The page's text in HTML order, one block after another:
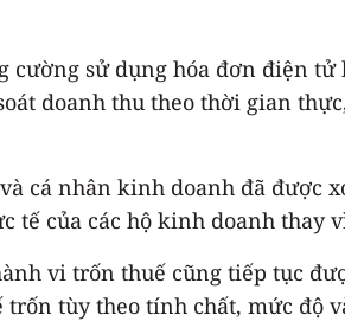
cường sử dụng hóa đơn điện
doanh thu theo thời gian
cá nhân kinh doanh đã
tế của các hộ kinh doanh
vi trốn thuế cũng tiếp tục
tùy theo tính chất, mức độ